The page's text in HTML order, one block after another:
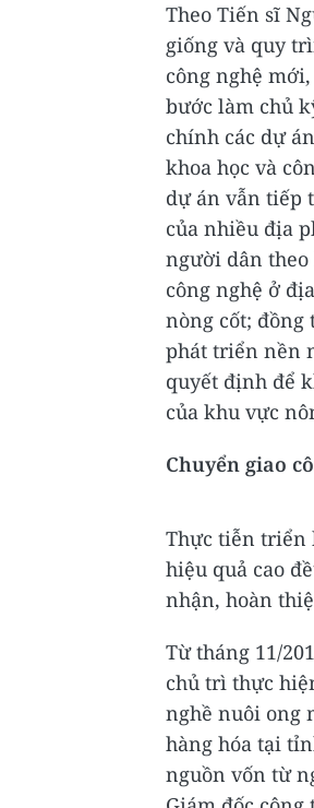
Theo Tiến sĩ
giống và quy
công nghệ
bước làm chủ
chính các dự
khoa học và
dự án vẫn tiếp
của nhiều địa
người dân theo
công nghệ ở
nòng cốt;
phát triển nền
quyết định để
của khu vực
Chuyển giao
Thực tiễn triển
hiệu quả cao
nhận, hoàn
Từ tháng 11/
chủ trì thực
nghề nuôi ong
hàng hóa tại
nguồn vốn từ